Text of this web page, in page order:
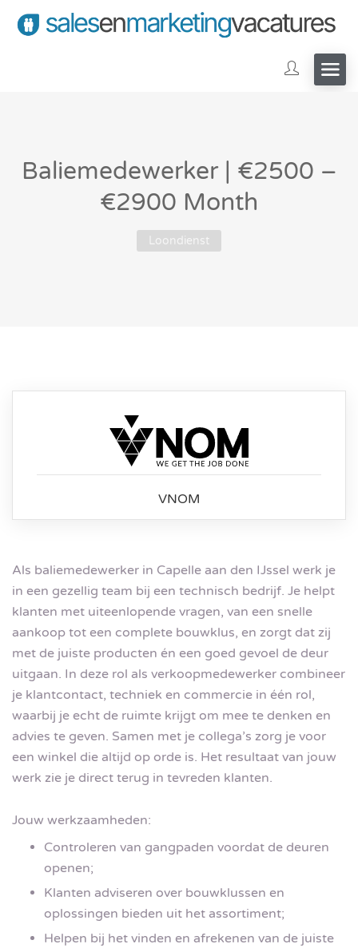
Baliemedewerker | €2500 –
€2900 Month
Loondienst
VNOM
Als baliemedewerker in Capelle aan den IJssel werk je
in een gezellig team bij een technisch bedrijf. Je helpt
klanten met uiteenlopende vragen, van een snelle
aankoop tot een complete bouwklus, en zorgt dat zij
met de juiste producten én een goed gevoel de deur
uitgaan. In deze rol als verkoopmedewerker combineer
je klantcontact, techniek en commercie in één rol,
waarbij je echt de ruimte krijgt om mee te denken en
advies te geven. Samen met je collega’s zorg je voor
een winkel die altijd op orde is. Het resultaat van jouw
werk zie je direct terug in tevreden klanten.
Jouw werkzaamheden:
Controleren van gangpaden voordat de deuren
openen;
Klanten adviseren over bouwklussen en
oplossingen bieden uit het assortiment;
Helpen bij het vinden en afrekenen van de juiste